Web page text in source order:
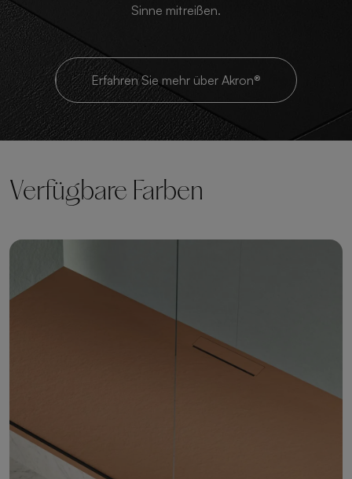
Sinne mitreißen.
Erfahren Sie mehr über Akron®
Verfügbare Farben